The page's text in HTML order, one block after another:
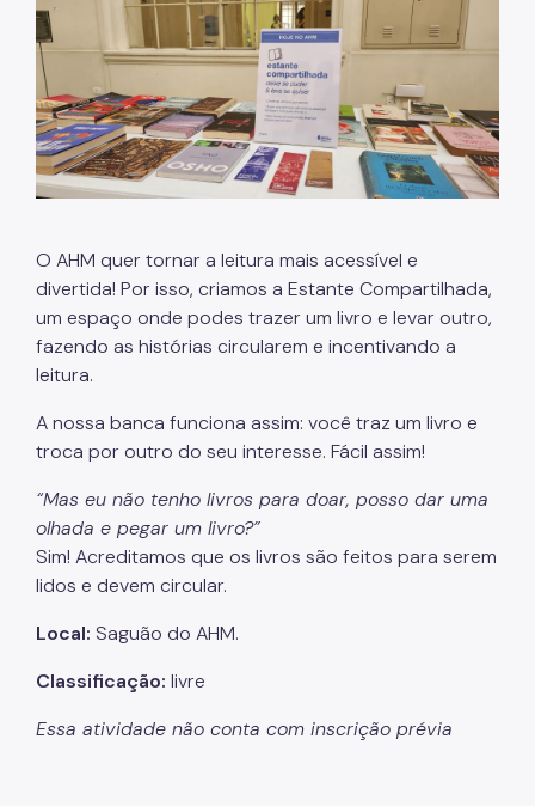
O AHM quer tornar a leitura mais acessível e
divertida! Por isso, criamos a Estante Compartilhada,
um espaço onde podes trazer um livro e levar outro,
fazendo as histórias circularem e incentivando a
leitura.
A nossa banca funciona assim: você traz um livro e
troca por outro do seu interesse. Fácil assim!
“Mas eu não tenho livros para doar, posso dar uma
olhada e pegar um livro?”
Sim! Acreditamos que os livros são feitos para serem
lidos e devem circular.
Local: Saguão do AHM.
Classificação: livre
Essa atividade não conta com inscrição prévia